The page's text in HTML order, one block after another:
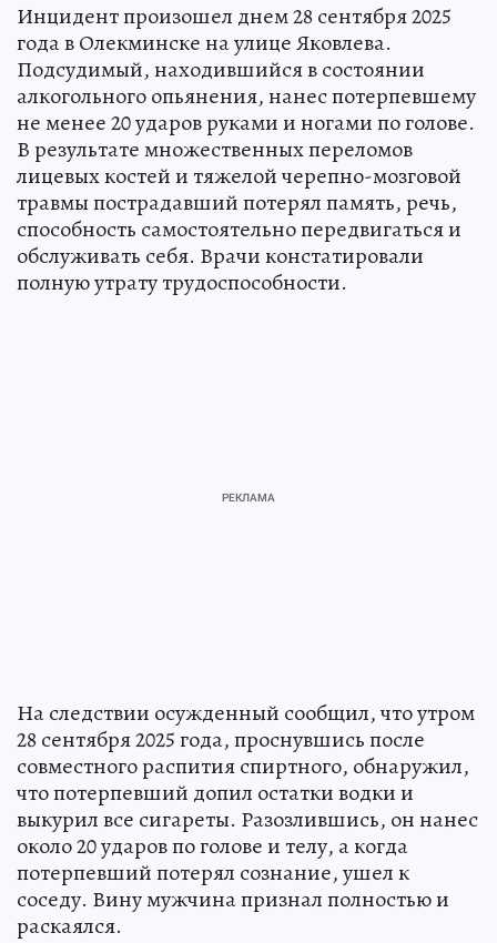
Инцидент произошел днем 28 сентября 2025
года в Олекминске на улице Яковлева.
Подсудимый, находившийся в состоянии
алкогольного опьянения, нанес потерпевшему
не менее 20 ударов руками и ногами по голове.
В результате множественных переломов
лицевых костей и тяжелой черепно-мозговой
травмы пострадавший потерял память, речь,
способность самостоятельно передвигаться и
обслуживать себя. Врачи констатировали
полную утрату трудоспособности.
На следствии осужденный сообщил, что утром
28 сентября 2025 года, проснувшись после
совместного распития спиртного, обнаружил,
что потерпевший допил остатки водки и
выкурил все сигареты. Разозлившись, он нанес
около 20 ударов по голове и телу, а когда
потерпевший потерял сознание, ушел к
соседу. Вину мужчина признал полностью и
раскаялся.